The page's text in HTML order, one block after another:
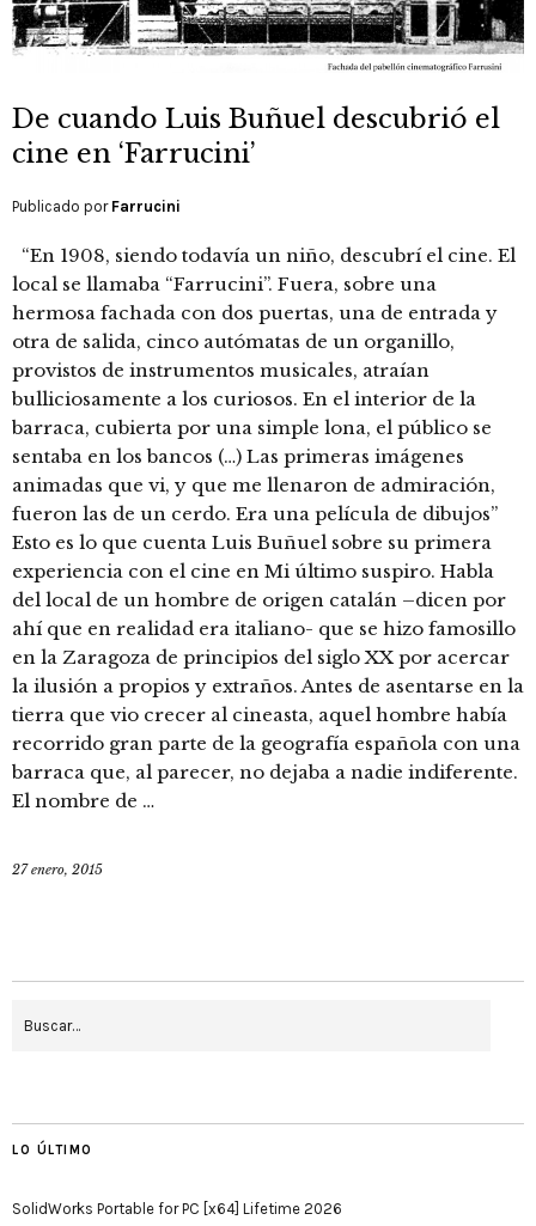
De cuando Luis Buñuel descubrió el
cine en ‘Farrucini’
Publicado por Farrucini
“En 1908, siendo todavía un niño, descubrí el cine. El
local se llamaba “Farrucini”. Fuera, sobre una
hermosa fachada con dos puertas, una de entrada y
otra de salida, cinco autómatas de un organillo,
provistos de instrumentos musicales, atraían
bulliciosamente a los curiosos. En el interior de la
barraca, cubierta por una simple lona, el público se
sentaba en los bancos (…) Las primeras imágenes
animadas que vi, y que me llenaron de admiración,
fueron las de un cerdo. Era una película de dibujos”
Esto es lo que cuenta Luis Buñuel sobre su primera
experiencia con el cine en Mi último suspiro. Habla
del local de un hombre de origen catalán –dicen por
ahí que en realidad era italiano- que se hizo famosillo
en la Zaragoza de principios del siglo XX por acercar
la ilusión a propios y extraños. Antes de asentarse en la
tierra que vio crecer al cineasta, aquel hombre había
recorrido gran parte de la geografía española con una
barraca que, al parecer, no dejaba a nadie indiferente.
El nombre de …
27 enero, 2015
LO ÚLTIMO
SolidWorks Portable for PC [x64] Lifetime 2026